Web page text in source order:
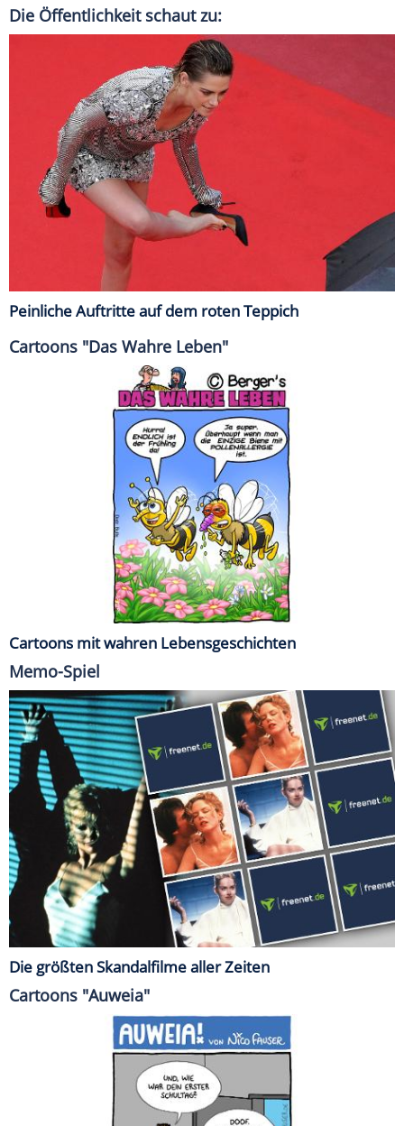
Die Öffentlichkeit schaut zu:
Peinliche Auftritte auf dem roten Teppich
Cartoons "Das Wahre Leben"
Cartoons mit wahren Lebensgeschichten
Memo-Spiel
Die größten Skandalfilme aller Zeiten
Cartoons "Auweia"